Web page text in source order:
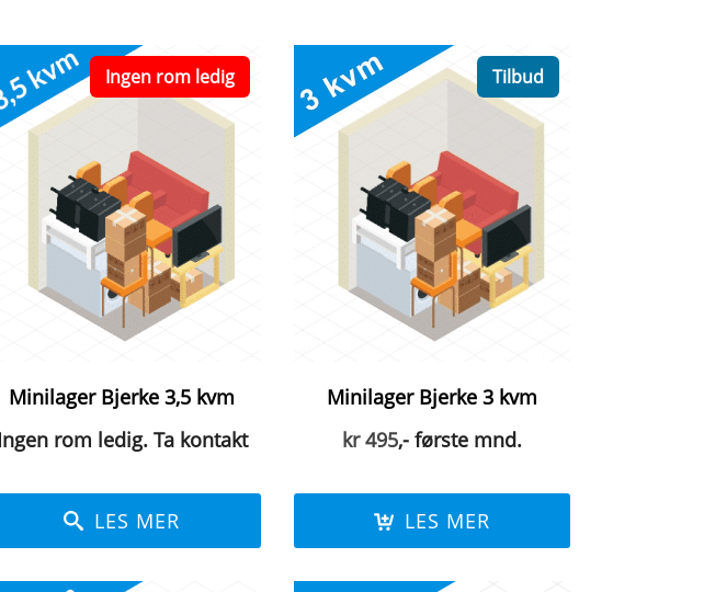
Ingen rom ledig
Minilager Bjerke 3,5 kvm
rom ledig. Ta kontakt
LES MER
Tilbud
Minilager Bjerke 3 kvm
kr495,- første mnd.
LES MER